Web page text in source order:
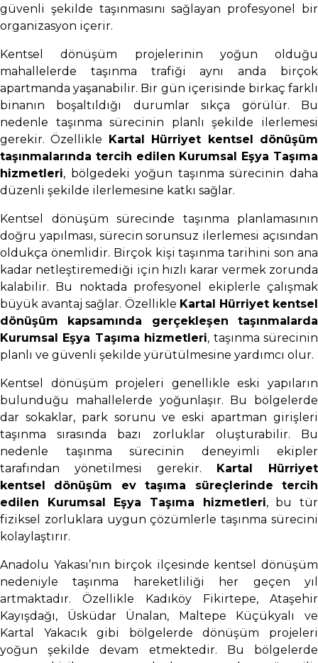
güvenli şekilde taşınmasını sağlayan profesyonel bir
organizasyon içerir.
Kentsel dönüşüm projelerinin yoğun olduğu
mahallelerde taşınma trafiği aynı anda birçok
apartmanda yaşanabilir. Bir gün içerisinde birkaç farklı
binanın boşaltıldığı durumlar sıkça görülür. Bu
nedenle taşınma sürecinin planlı şekilde ilerlemesi
gerekir. Özellikle
Kartal Hürriyet kentsel dönüşüm
taşınmalarında tercih edilen Kurumsal Eşya Taşıma
hizmetleri, bölgedeki yoğun taşınma sürecinin daha
düzenli şekilde ilerlemesine katkı sağlar.
Kentsel dönüşüm sürecinde taşınma planlamasının
doğru yapılması, sürecin sorunsuz ilerlemesi açısından
oldukça önemlidir. Birçok kişi taşınma tarihini son ana
kadar netleştiremediği için hızlı karar vermek zorunda
kalabilir. Bu noktada profesyonel ekiplerle çalışmak
büyük avantaj sağlar. Özellikle Kartal Hürriyet kentsel
dönüşüm kapsamında gerçekleşen taşınmalarda
Kurumsal Eşya Taşıma hizmetleri, taşınma sürecinin
planlı ve güvenli şekilde yürütülmesine yardımcı olur.
Kentsel dönüşüm projeleri genellikle eski yapıların
bulunduğu mahallelerde yoğunlaşır. Bu bölgelerde
dar sokaklar, park sorunu ve eski apartman girişleri
taşınma sırasında bazı zorluklar oluşturabilir. Bu
nedenle taşınma sürecinin deneyimli ekipler
tarafından yönetilmesi gerekir.
Kartal Hürriyet
kentsel dönüşüm ev taşıma süreçlerinde tercih
edilen Kurumsal Eşya Taşıma hizmetleri, bu tür
fiziksel zorluklara uygun çözümlerle taşınma sürecini
kolaylaştırır.
Anadolu Yakası’nın birçok ilçesinde kentsel dönüşüm
nedeniyle taşınma hareketliliği her geçen yıl
artmaktadır. Özellikle Kadıköy Fikirtepe, Ataşehir
Kayışdağı, Üsküdar Ünalan, Maltepe Küçükyalı ve
Kartal Yakacık gibi bölgelerde dönüşüm projeleri
yoğun şekilde devam etmektedir. Bu bölgelerde